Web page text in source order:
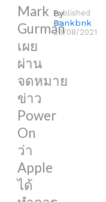
Mark
Gurman
เผย
ผ่าน
จดหมาย
ข่าว
Power
On
ว่า
Apple
ได้
By
Bankbnk
Published
on
23/08/2021
โดย
ใน
ความ
เป็น
จริง
แล้ว
ตั้งแต่
Apple
ตัด
Touch
ID
บน